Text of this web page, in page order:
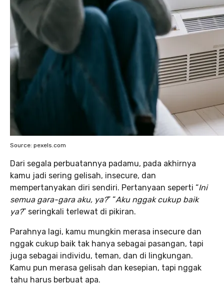
Source: pexels.com
Dari segala perbuatannya padamu, pada akhirnya
kamu jadi sering gelisah, insecure, dan
mempertanyakan diri sendiri. Pertanyaan seperti “Ini
semua gara-gara aku, ya?” “Aku nggak cukup baik
ya?” seringkali terlewat di pikiran.
Parahnya lagi, kamu mungkin merasa insecure dan
nggak cukup baik tak hanya sebagai pasangan, tapi
juga sebagai individu, teman, dan di lingkungan.
Kamu pun merasa gelisah dan kesepian, tapi nggak
tahu harus berbuat apa.